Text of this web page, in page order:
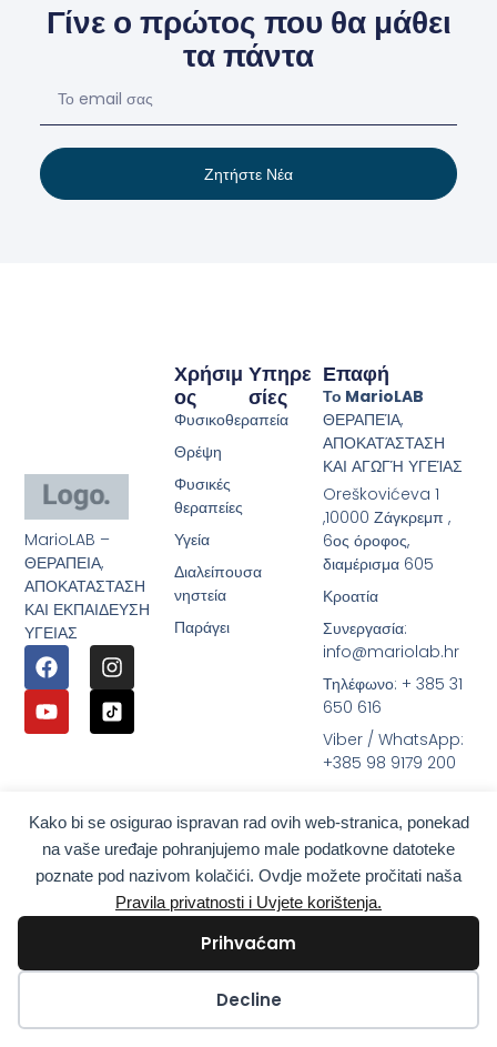
Kako bi se osigurao ispravan rad ovih web-stranica, ponekad
na vaše uređaje pohranjujemo male podatkovne datoteke
poznate pod nazivom kolačići. Ovdje možete pročitati naša
Pravila privatnosti i Uvjete korištenja.
Prihvaćam
Decline
Γίνε ο πρώτος που θα μάθει
τα πάντα
Ζητήστε Νέα
MarioLAB –
ΘΕΡΑΠΕΙΑ,
ΑΠΟΚΑΤΑΣΤΑΣΗ
ΚΑΙ ΕΚΠΑΙΔΕΥΣΗ
ΥΓΕΙΑΣ
Υπηρε
Σίες
Χρήσιμ
Ος
Φυσικοθεραπεία
Θρέψη
Φυσικές
θεραπείες
Υγεία
Διαλείπουσα
νηστεία
Παράγει
Επαφή
Το MarioLAB
ΘΕΡΑΠΕΊΑ,
ΑΠΟΚΑΤΆΣΤΑΣΗ
ΚΑΙ ΑΓΩΓΉ ΥΓΕΊΑΣ
Oreškovićeva 1
,10000 Ζάγκρεμπ ,
6ος όροφος,
διαμέρισμα 605
Κροατία
Συνεργασία:
info@mariolab.hr
Τηλέφωνο: + 385 31
650 616
Viber / WhatsApp:
+385 98 9179 200
Αποποίηση ευθύνης: Χρησιμοποιήστε MarioLab.hr μόνο για γενικούς ενημερωτικούς
σκοπούς. Δεν πρέπει να χρησιμοποιούνται για αυτοδιάγνωση και δεν υποκαθιστούν